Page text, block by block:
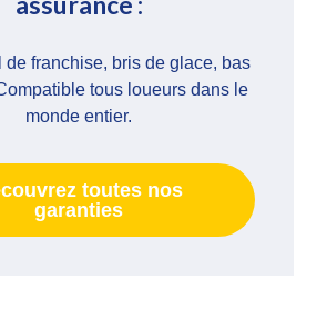
de franchise, bris de glace, bas
tous loueurs dans le
monde entier.
toutes nos
garanties